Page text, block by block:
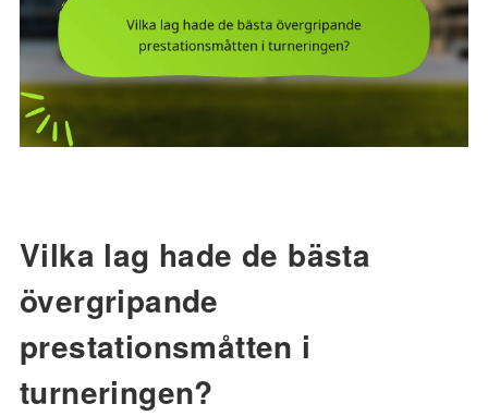
Vilka lag hade de bästa
övergripande
prestationsmåtten i
turneringen?